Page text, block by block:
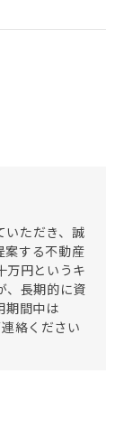
いただき、誠
案する不動産
万円というキ
、長期的に資
期間中は
絡ください